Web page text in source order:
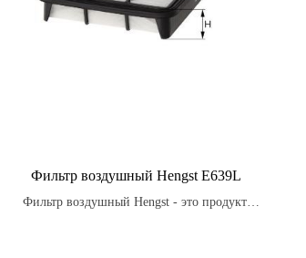
Фильтр воздушный Hengst E639L
Фильтр воздушный Hengst - это продукт,